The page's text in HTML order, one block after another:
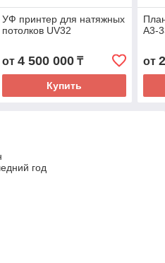
УФ принтер для натяжных
потолков UV32
от 4 500 000₸
Купить
А3-
от
год